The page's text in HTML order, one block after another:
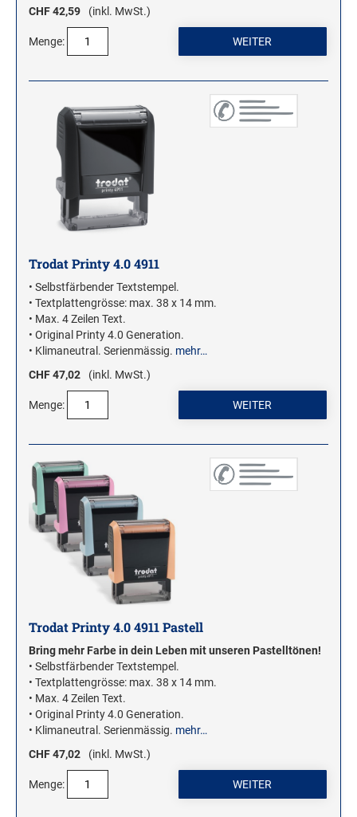
VINTAGE STEMPEL FAMILIE
VINTAGE STEMPEL
WOODIES Motivstempel
WOODIES Textstempel
MINI WOODIES
WOODIES FARBWELT
CHF 42,59
(inkl. MwSt.)
Menge:
Trodat Printy 4.0 4911
• Selbstfärbender Textstempel.
• Textplattengrösse: max. 38 x 14 mm.
• Max. 4 Zeilen Text.
• Original Printy 4.0 Generation.
• Klimaneutral. Serienmässig. mehr…
CHF 47,02
(inkl. MwSt.)
Menge:
Trodat Printy 4.0 4911 Pastell
Bring mehr Farbe in dein Leben mit unseren Pastelltönen!
• Selbstfärbender Textstempel.
• Textplattengrösse: max. 38 x 14 mm.
• Max. 4 Zeilen Text.
• Original Printy 4.0 Generation.
• Klimaneutral. Serienmässig. mehr…
CHF 47,02
(inkl. MwSt.)
Menge: